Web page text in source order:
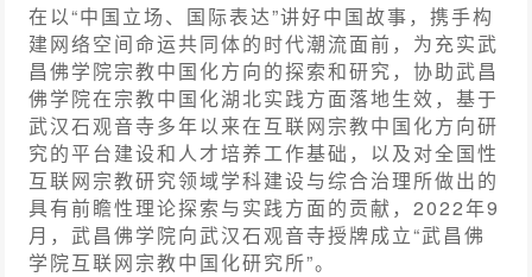
在以“中国立场、国际表达”讲好中国故事，携手构
建网络空间命运共同体的时代潮流面前，为充实武
昌佛学院宗教中国化方向的探索和研究，协助武昌
佛学院在宗教中国化湖北实践方面落地生效，基于
武汉石观音寺多年以来在互联网宗教中国化方向研
究的平台建设和人才培养工作基础，以及对全国性
互联网宗教研究领域学科建设与综合治理所做出的
具有前瞻性理论探索与实践方面的贡献，2022年9
月，武昌佛学院向武汉石观音寺授牌成立“武昌佛
学院互联网宗教中国化研究所”。